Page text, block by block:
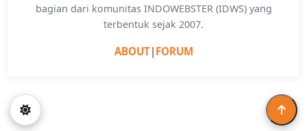
bagian dari komunitas INDOWEBSTER (IDWS) yang
terbentuk sejak 2007.
ABOUT| FORUM